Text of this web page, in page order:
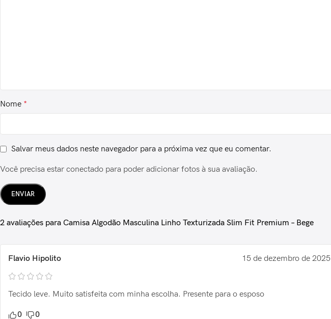
2 avaliações para Camisa Algodão Masculina Linho Texturizada Slim Fit Premium – Bege
Flavio Hipolito 15 de dezembro de 2025
Tecido leve. Muito satisfeita com minha escolha. Presente para o esposo
0 0
Nome *
Salvar meus dados neste navegador para a próxima vez que eu comentar.
Você precisa estar conectado para poder adicionar fotos à sua avaliação.